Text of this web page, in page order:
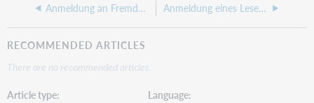
Anmeldung an Fremddatenbank nicht möglich Anmeldung eines Lesers über Ausweis- oder Steuernummer schlägt fehl
RECOMMENDED ARTICLES
There are no recommended articles.
Article type
Language